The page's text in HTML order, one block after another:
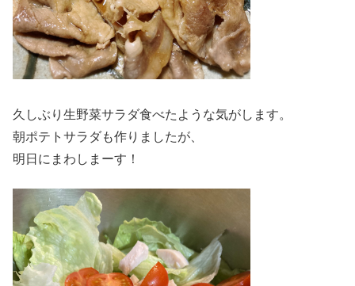
久しぶり生野菜サラダ食べたような気がします。
朝ポテトサラダも作りましたが、
明日にまわしまーす！